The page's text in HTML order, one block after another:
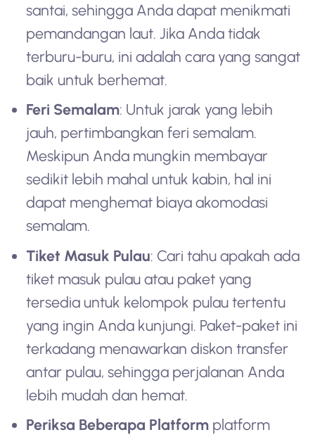
santai, sehingga Anda dapat menikmati
pemandangan laut. Jika Anda tidak
terburu-buru, ini adalah cara yang sangat
baik untuk berhemat.
Feri Semalam: Untuk jarak yang lebih
jauh, pertimbangkan feri semalam.
Meskipun Anda mungkin membayar
sedikit lebih mahal untuk kabin, hal ini
dapat menghemat biaya akomodasi
semalam.
Tiket Masuk Pulau: Cari tahu apakah ada
tiket masuk pulau atau paket yang
tersedia untuk kelompok pulau tertentu
yang ingin Anda kunjungi. Paket-paket ini
terkadang menawarkan diskon transfer
antar pulau, sehingga perjalanan Anda
lebih mudah dan hemat.
Periksa Beberapa Platform platform